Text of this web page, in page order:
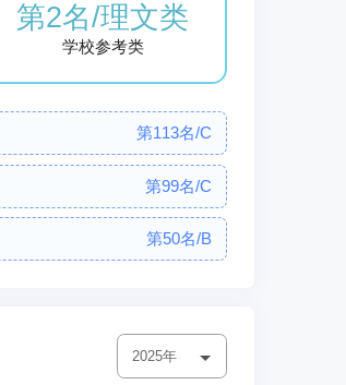
质量保障体系，大力实施质量工
现有省级一流本科专业建设点10
精品课程30门，省级实验教学示
省普通高等学校示范性基层教学
课教学比赛奖项2项。学生在全
平新时代中国特色社会主义思想
校将秉承“修身、博学、求索、笃
优”发展目标，抓关键、重主业、
斗！
第2名/理文类
学校参考类
第113名/C
第99名/C
第50名/B
2025年